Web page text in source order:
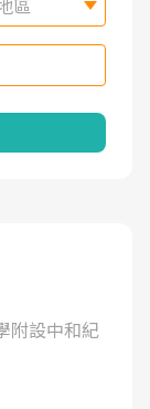
區
附設中和紀